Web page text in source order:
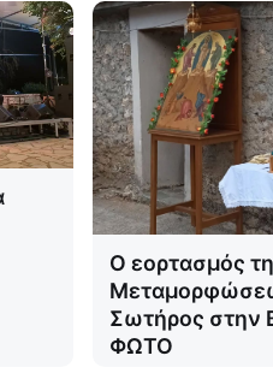
Ο εορτασμός
Σωτήρος στην
ΦΩΤΟ